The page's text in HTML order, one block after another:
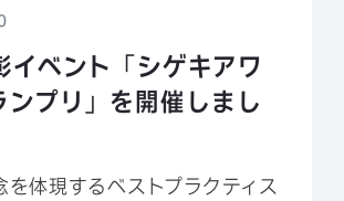
イベント「シゲキアワ
ンプリ」を開催しまし
を体現するベストプラクティス